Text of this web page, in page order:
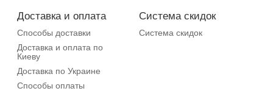
Доставка и оплата
Способы доставки
Доставка и оплата по
Киеву
Доставка по Украине
Способы оплаты
Система скидок
Система скидок